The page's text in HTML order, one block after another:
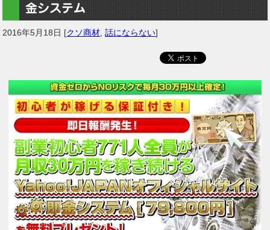
金システム
2016年5月18日 [クソ商材 ,話にならない]